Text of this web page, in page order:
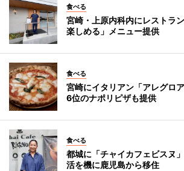
食べる
宮崎・上原内科内にレストラ
楽しめる」メニュー提供
食べる
宮崎にイタリアン「アレグロ
6位のナポリピザも提供
食べる
都城に「チャイカフェビスヌ
活を機に鹿児島から移住